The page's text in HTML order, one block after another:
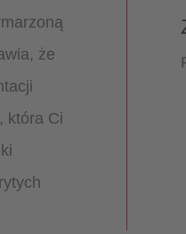
że
która Ci